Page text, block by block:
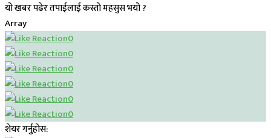
यो खबर पढेर तपाईलाई कस्तो महसुस भयो ?
Array
0
0
0
0
0
0
शेयर गर्नुहोस: